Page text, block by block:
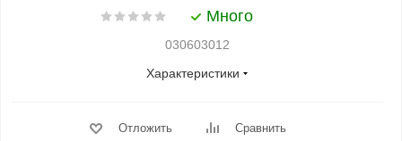
Много
030603012
Характеристики
Отложить Сравнить